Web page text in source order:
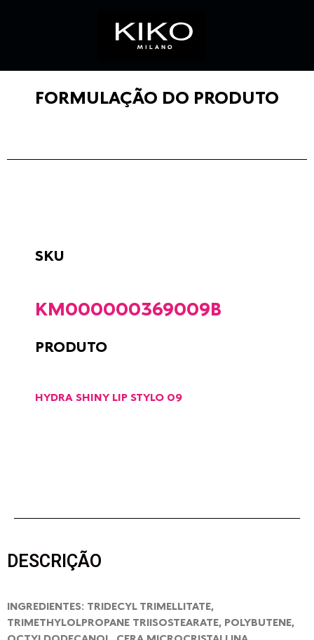
FORMULAÇÃO DO PRODUTO
SKU
KM000000369009B
PRODUTO
HYDRA SHINY LIP STYLO 09
DESCRIÇÃO
INGREDIENTES: TRIDECYL TRIMELLITATE,
TRIMETHYLOLPROPANE TRIISOSTEARATE, POLYBUTENE,